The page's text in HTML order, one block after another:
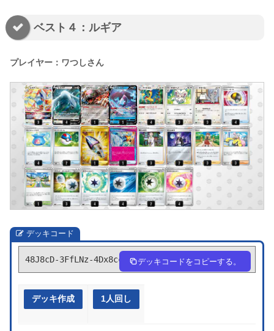
ベスト４：ルギア
プレイヤー：ワつしさん
デッキコード
48J8cD-3FfLNz-4Dx8cc デッキコードをコピーする。
デッキ作成 1人回し